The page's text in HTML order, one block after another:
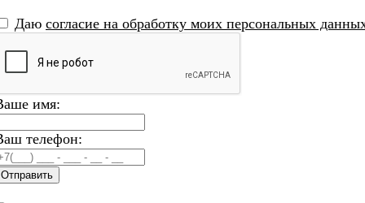
Даю согласие на обработку моих персональных
имя:
телефон:
Отправить